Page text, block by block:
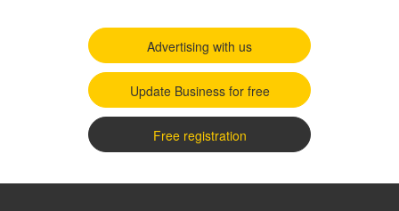
Advertising with us
Update Business for free
Free registration